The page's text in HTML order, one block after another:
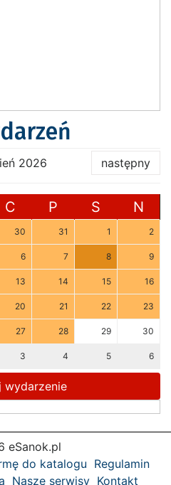
2026 następny
C P S N
30 31 1 2
6 7 8 9
13 14 15 16
20 21 22 23
27 28 29 30
3 4 5 6
eSanok.pl
do katalogu Regulamin
Nasze serwisy Kontakt